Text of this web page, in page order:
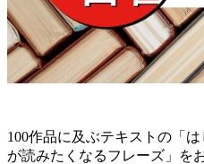
100作品に及ぶテキストの「
が読みたくなるフレーズ」を